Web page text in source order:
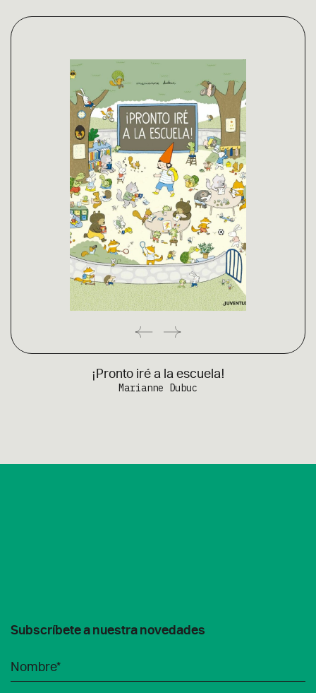
¡Pronto iré a la escuela!
Marianne Dubuc
Subscríbete a nuestra novedades